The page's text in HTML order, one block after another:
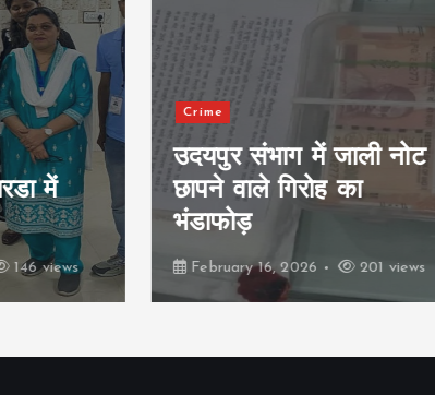
Crime
उदयपुर संभाग में जाली नोट
छापने वाले गिरोह का
भंडाफोड़
February 16, 2026 201 views